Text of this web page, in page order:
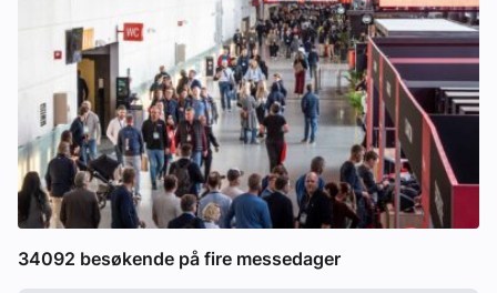
34092 besøkende på fire messedager